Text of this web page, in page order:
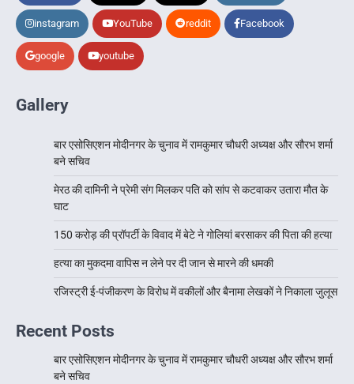
instagram YouTube reddit Facebook
google youtube
Gallery
बार एसोसिएशन मोदीनगर के चुनाव में रामकुमार चौधरी अध्यक्ष और सौरभ शर्मा
बने सचिव
मेरठ की दामिनी ने प्रेमी संग मिलकर पति को सांप से कटवाकर उतारा मौत के
घाट
150 करोड़ की प्रॉपर्टी के विवाद में बेटे ने गोलियां बरसाकर की पिता की हत्या
हत्या का मुकदमा वापिस न लेने पर दी जान से मारने की धमकी
रजिस्ट्री ई-पंजीकरण के विरोध में वकीलों और बैनामा लेखकों ने निकाला जुलूस
Recent Posts
बार एसोसिएशन मोदीनगर के चुनाव में रामकुमार चौधरी अध्यक्ष और सौरभ शर्मा
बने सचिव